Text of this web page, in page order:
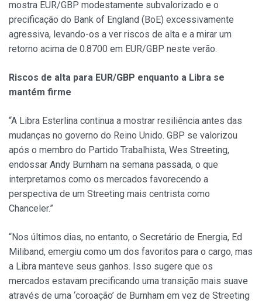
mostra EUR/GBP modestamente subvalorizado e o
precificação do Bank of England (BoE) excessivamente
agressiva, levando-os a ver riscos de alta e a mirar um
retorno acima de 0.8700 em EUR/GBP neste verão.
Riscos de alta para EUR/GBP enquanto a Libra se
mantém firme
“A Libra Esterlina continua a mostrar resiliência antes das
mudanças no governo do Reino Unido. GBP se valorizou
após o membro do Partido Trabalhista, Wes Streeting,
endossar Andy Burnham na semana passada, o que
interpretamos como os mercados favorecendo a
perspectiva de um Streeting mais centrista como
Chanceler.”
“Nos últimos dias, no entanto, o Secretário de Energia, Ed
Miliband, emergiu como um dos favoritos para o cargo, mas
a Libra manteve seus ganhos. Isso sugere que os
mercados estavam precificando uma transição mais suave
através de uma ‘coroação’ de Burnham em vez de Streeting